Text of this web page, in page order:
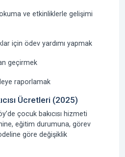
ve etkinliklerle gelişimi
için ödev yardımı yapmak
geçirmek
raporlamak
Ücretleri (2025)
çocuk bakıcısı hizmeti
eğitim durumuna, görev
göre değişiklik